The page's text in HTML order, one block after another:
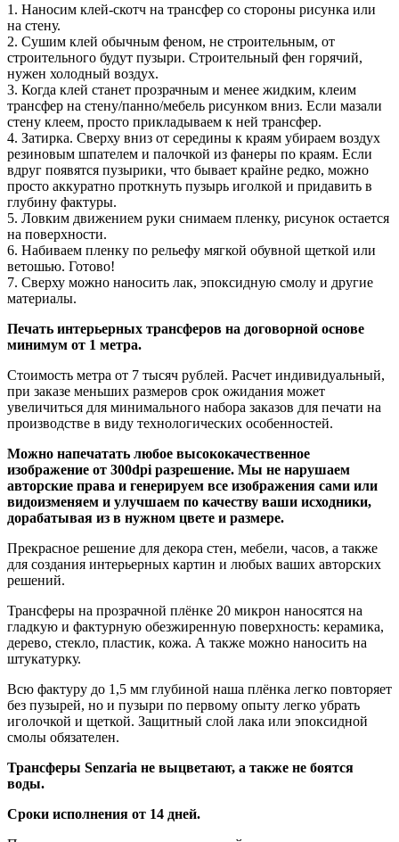
1. Наносим клей-скотч на трансфер со стороны рисунка или
на стену.
2. Сушим клей обычным феном, не строительным, от
строительного будут пузыри. Строительный фен горячий,
нужен холодный воздух.
3. Когда клей станет прозрачным и менее жидким, клеим
трансфер на стену/панно/мебель рисунком вниз. Если мазали
стену клеем, просто прикладываем к ней трансфер.
4. Затирка. Сверху вниз от середины к краям убираем воздух
резиновым шпателем и палочкой из фанеры по краям. Если
вдруг появятся пузырики, что бывает крайне редко, можно
просто аккуратно проткнуть пузырь иголкой и придавить в
глубину фактуры.
5. Ловким движением руки снимаем пленку, рисунок остается
на поверхности.
6. Набиваем пленку по рельефу мягкой обувной щеткой или
ветошью. Готово!
7. Сверху можно наносить лак, эпоксидную смолу и другие
материалы.
Печать интерьерных трансферов на договорной основе
минимум от 1 метра.
Стоимость метра от 7 тысяч рублей. Расчет индивидуальный,
при заказе меньших размеров срок ожидания может
увеличиться для минимального набора заказов для печати на
производстве в виду технологических особенностей.
Можно напечатать любое высококачественное
изображение от 300dpi разрешение. Мы не нарушаем
авторские права и генерируем все изображения сами или
видоизменяем и улучшаем по качеству ваши исходники,
дорабатывая из в нужном цвете и размере.
Прекрасное решение для декора стен, мебели, часов, а также
для создания интерьерных картин и любых ваших авторских
решений.
Трансферы на прозрачной плёнке 20 микрон наносятся на
гладкую и фактурную обезжиренную поверхность: керамика,
дерево, стекло, пластик, кожа. А также можно наносить на
штукатурку.
Всю фактуру до 1,5 мм глубиной наша плёнка легко повторяет
без пузырей, но и пузыри по первому опыту легко убрать
иголочкой и щеткой. Защитный слой лака или эпоксидной
смолы обязателен.
Трансферы Senzaria не выцветают, а также не боятся
воды.
Сроки исполнения от 14 дней.